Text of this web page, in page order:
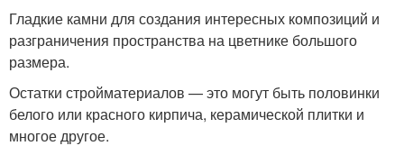
Гладкие камни для создания интересных композиций и
разграничения пространства на цветнике большого
размера.
Остатки стройматериалов — это могут быть половинки
белого или красного кирпича, керамической плитки и
многое другое.